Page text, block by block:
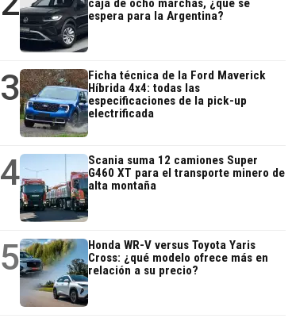
caja de ocho marchas, ¿qué se
espera para la Argentina?
3
Ficha técnica de la Ford Maverick
Híbrida 4x4: todas las
especificaciones de la pick-up
electrificada
4
Scania suma 12 camiones Super
G460 XT para el transporte minero de
alta montaña
5
Honda WR-V versus Toyota Yaris
Cross: ¿qué modelo ofrece más en
relación a su precio?